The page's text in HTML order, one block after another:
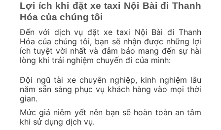
Lợi ích khi đặt xe taxi Nội Bài đi Thanh
Hóa của chúng tôi
Đến với dịch vụ đặt xe taxi Nội Bài đi Thanh
Hóa của chúng tôi, bạn sẽ nhận được những lợi
ích tuyệt vời nhất và đảm bảo mang đến sự hài
lòng khi trải nghiệm chuyến đi của mình:
Đội ngũ tài xe chuyên nghiệp, kinh nghiệm lâu
năm sẵn sàng phục vụ khách hàng vào mọi thời
gian.
Mức giá niêm yết nên bạn sẽ hoàn toàn an tâm
khi sử dụng dịch vụ.